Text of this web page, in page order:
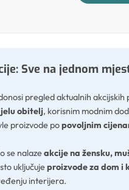
Sve na jednom
pregled aktualnih
obitelj, korisnim modnim
proizvode popovoljnim
se nalazeakcije na žensku,
uključujeproizvode za dom i
interijera.